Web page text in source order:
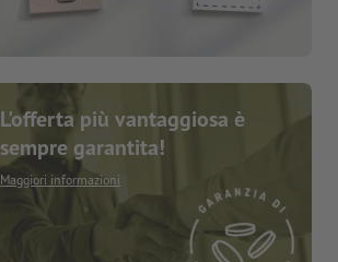
L'offerta più vantaggiosa è
sempre garantita!
Maggiori informazioni